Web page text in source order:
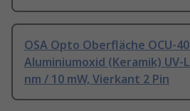
OSA Opto Oberfläche OCU-
Aluminiumoxid (Keramik)
nm / 10 mW, Vierkant 2 Pin